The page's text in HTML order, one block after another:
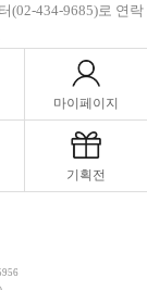
(02-434-9685)로 연락
마이페이지
기획전